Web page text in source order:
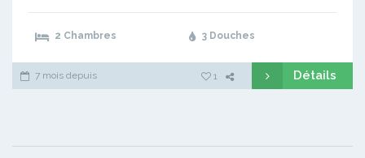
2 Chambres 3 Douches
7 mois depuis 1 Détails